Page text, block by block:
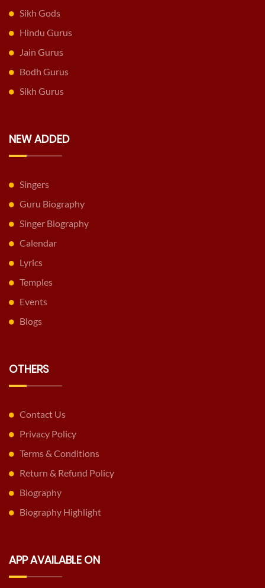
Sikh Gods
Hindu Gurus
Jain Gurus
Bodh Gurus
Sikh Gurus
NEW ADDED
Singers
Guru Biography
Singer Biography
Calendar
Lyrics
Temples
Events
Blogs
OTHERS
Contact Us
Privacy Policy
Terms & Conditions
Return & Refund Policy
Biography
Biography Highlight
APP AVAILABLE ON